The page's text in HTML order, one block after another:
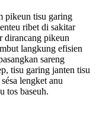
pikeun tisu garing
ribet di sakitar
dirancang pikeun
langkung efisien
sareng
tisu garing janten tisu
lengket anu
tos baseuh.